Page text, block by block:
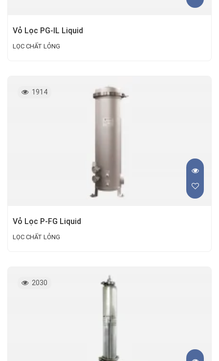
Vỏ Lọc PG-IL Liquid
LỌC CHẤT LỎNG
1914
Vỏ Lọc P-FG Liquid
LỌC CHẤT LỎNG
2030